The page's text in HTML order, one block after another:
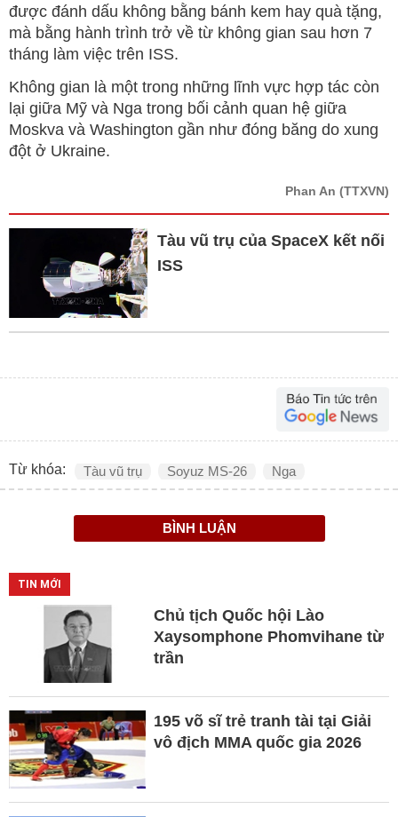
được đánh dấu không bằng bánh kem hay quà tặng,
mà bằng hành trình trở về từ không gian sau hơn 7
tháng làm việc trên ISS.
Không gian là một trong những lĩnh vực hợp tác còn
lại giữa Mỹ và Nga trong bối cảnh quan hệ giữa
Moskva và Washington gần như đóng băng do xung
đột ở Ukraine.
Phan An (TTXVN)
Tàu vũ trụ của SpaceX kết nối
ISS
Từ khóa: Tàu vũ trụ Soyuz MS-26 Nga
BÌNH LUẬN
TIN MỚI
Chủ tịch Quốc hội Lào
Xaysomphone Phomvihane từ
trần
195 võ sĩ trẻ tranh tài tại Giải
vô địch MMA quốc gia 2026